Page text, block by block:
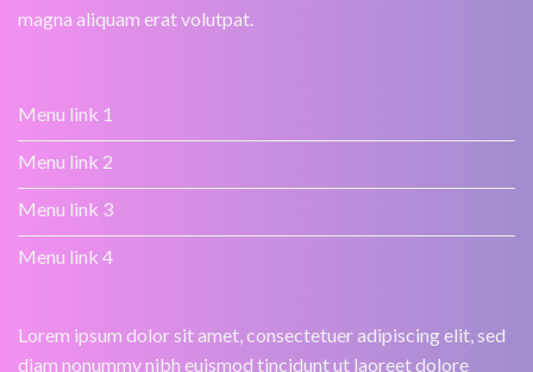
magna aliquam erat volutpat.
Menu link 1
Menu link 2
Menu link 3
Menu link 4
Lorem ipsum dolor sit amet, consectetuer adipiscing elit, sed
diam nonummy nibh euismod tincidunt ut laoreet dolore